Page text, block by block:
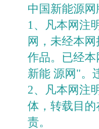
中国新能源网
1、凡本网注
网，未经本
作品。已经
新能 源网"。
2、凡本网注
体，转载目
责。